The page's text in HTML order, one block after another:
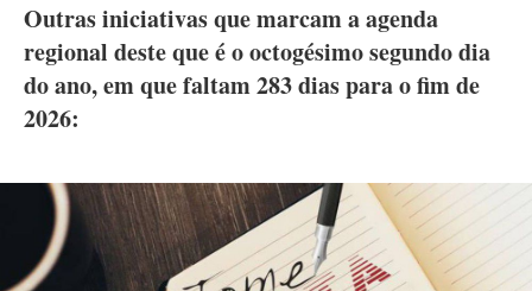
Outras iniciativas que marcam a agenda
regional deste que é o octogésimo segundo dia
do ano, em que faltam 283 dias para o fim de
2026: